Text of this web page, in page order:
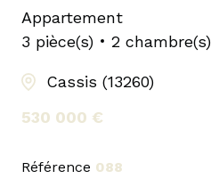
Appartement
3 pièce(s)
2 chambre(s)
Cassis (13260)
530 000 €
Référence 088